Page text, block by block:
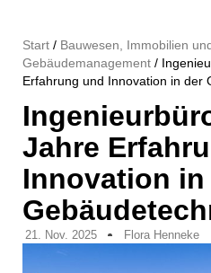
Start / Bauwesen, Immobilien
Gebäudemanagement /
Erfahrung und Innovation in der
Jahre
Innovation in
21. Nov. 2025 Flora Henneke